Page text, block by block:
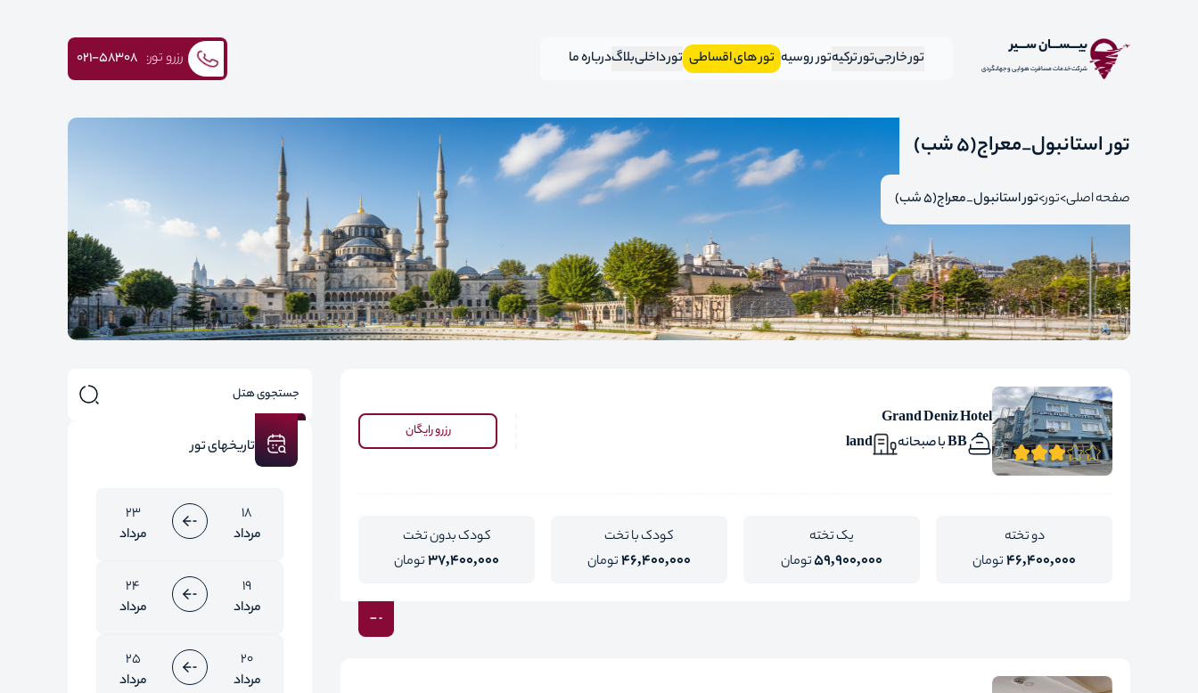
بیـــســـان ســـیر
شرکت خدمات مسافرت هوایی و جهانگردی تور خارجی تور ترکیهتور روسیه تور های اقساطی تور داخلیبلاگدرباره ما رزرو تور: ۰۲۱-58308
تور استانبول_معراج(5 شب)
صفحه اصلی تور تور استانبول_معراج(5 شب)
Grand Deniz Hotel
BB با صبحانه
land
رزرو رایگان
دو تخته
46,400,000تومان
یک تخته
59,900,000تومان
کودک با تخت
46,400,000تومان
کودک بدون تخت
37,400,000تومان
تاریخهای تور
18
مرداد
23
مرداد
19
مرداد
24
مرداد
20
مرداد
25
مرداد